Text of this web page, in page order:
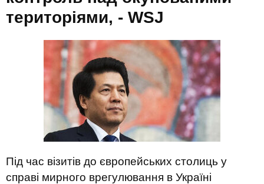
територіями, - WSJ
Під час візитів до європейських столиць у
справі мирного врегулювання в Україні